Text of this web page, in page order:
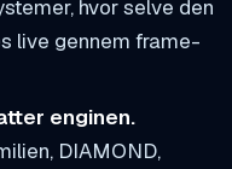
hvor selve den
live gennem frame-
enginen.
DIAMOND,